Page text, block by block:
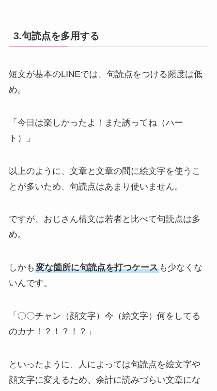
3.句読点を多用する
短文が基本のLINEでは、句読点をつける頻度は低
め。
「今日は楽しかったよ！また誘ってね（ハー
ト）」
以上のように、文章と文章の間に絵文字を使うこ
とが多いため、句読点はあまり使いません。
ですが、おじさん構文は若者と比べて句読点は多
め。
しかも 変な箇所に句読点を打つケースも少なくな
いんです。
「〇〇チャン（顔文字）今（絵文字）何をしてる
のカナ！？！？！？」
といったように、人によっては句読点を絵文字や
顔文字に変えるため、余計に読みづらい文章にな